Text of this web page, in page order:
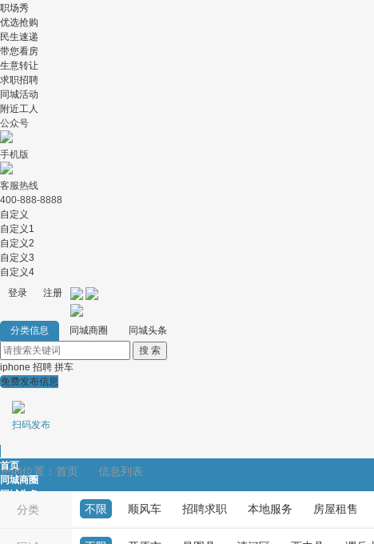
职场秀
优选抢购
民生速递
带您看房
生意转让
求职招聘
同城活动
附近工人
公众号
手机版
客服热线
400-888-8888
自定义
自定义1
自定义2
自定义3
自定义4
登录
注册
分类信息 同城商圈 同城头条
iphone 招聘 拼车
免费发布信息
扫码发布
首页
同城商圈
同城头条
顺风车
您的位置： 首页 信息列表
分类 不限 顺风车 招聘求职 本地服务 房屋租售